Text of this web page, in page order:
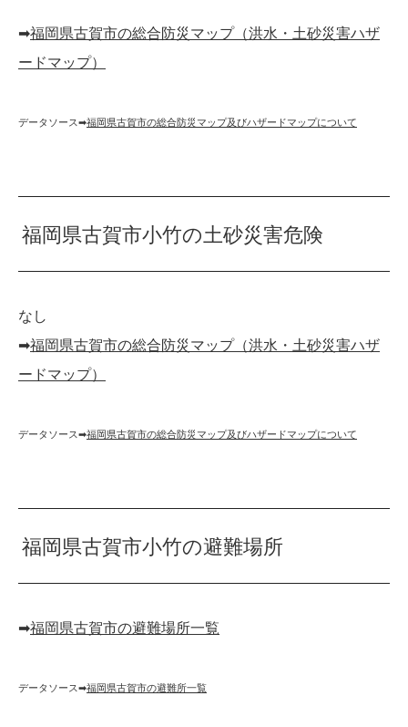
➡︎福岡県古賀市の総合防災マップ（洪水・土砂災害ハザ
ードマップ）
データソース➡︎福岡県古賀市の総合防災マップ及びハザードマップについて
福岡県古賀市小竹の土砂災害危険
なし
➡︎福岡県古賀市の総合防災マップ（洪水・土砂災害ハザ
ードマップ）
データソース➡︎福岡県古賀市の総合防災マップ及びハザードマップについて
福岡県古賀市小竹の避難場所
➡︎福岡県古賀市の避難場所一覧
データソース➡︎福岡県古賀市の避難所一覧